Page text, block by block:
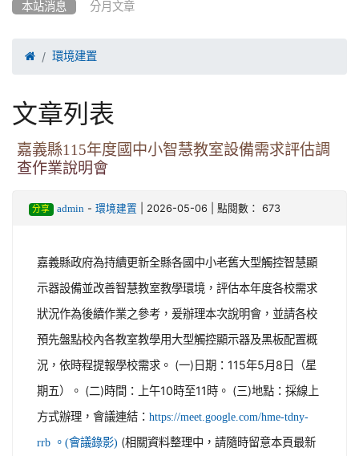
本站消息 分月文章
 環境建置
文章列表
嘉義縣115年度國中小智慧教室設備需求評估調
查作業說明會
分享 admin- 環境建置 | 2026-05-06 | 點閱數： 673
嘉義縣政府為持續更新全縣各國中小老舊大型觸控智慧顯
示器設備並改善智慧教室教學環境，評估本年度各校需求
狀況作為後續作業之參考，爰辦理本次說明會，並請各校
預先盤點校內各教室教學用大型觸控顯示器及黑板配置概
況，依時程提報學校需求。 (一)日期：115年5月8日（星
期五）。 (二)時間：上午10時至11時。 (三)地點：採線上
方式辦理，會議連結： https://meet.google.com/hme-tdny-
rrb 。(會議錄影) (相關資料整理中，請隨時留意本頁最新